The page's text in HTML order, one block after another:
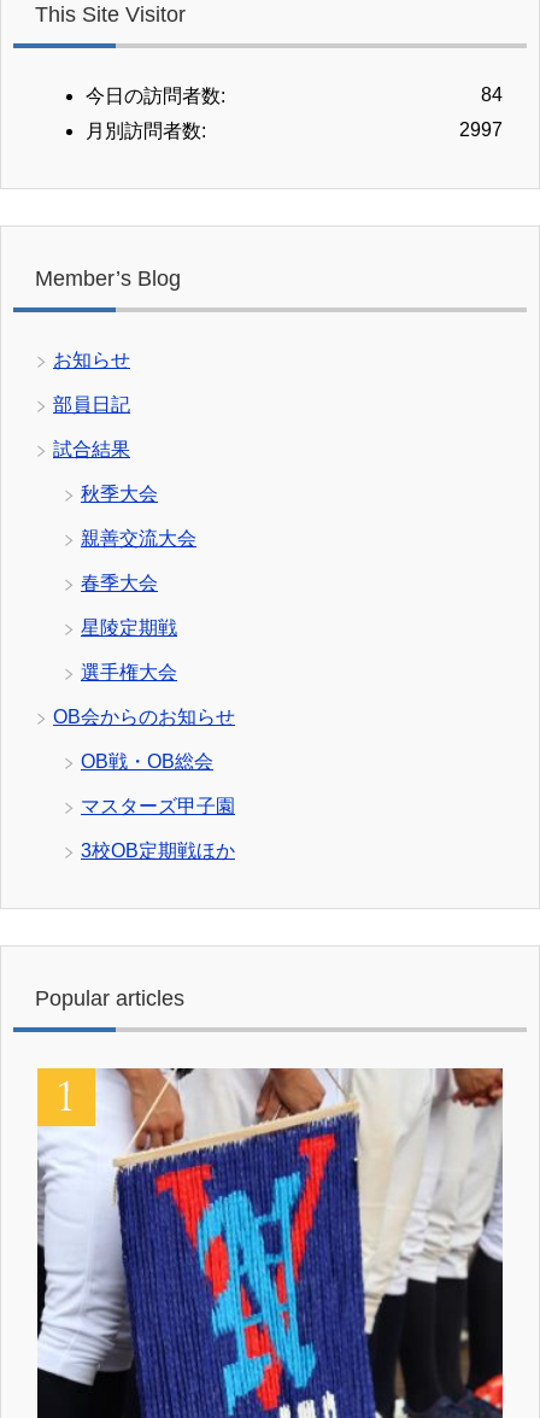
This Site Visitor
84
今日の訪問者数:
2997
月別訪問者数:
Member’s Blog
お知らせ
部員日記
試合結果
秋季大会
親善交流大会
春季大会
星陵定期戦
選手権大会
OB会からのお知らせ
OB戦・OB総会
マスターズ甲子園
3校OB定期戦ほか
Popular articles